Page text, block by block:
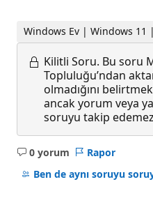
Windows Ev | Windows
Kilitli Soru. Bu soru
Topluluğu’ndan
olmadığını
ancak yorum veya
soruyu takip
0 yorum
Açıklama
yok
Rapor
Ben de aynı soruyu